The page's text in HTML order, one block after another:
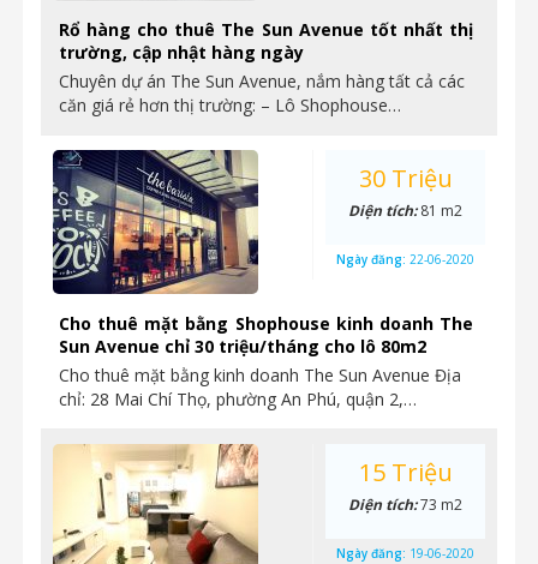
Rổ hàng cho thuê The Sun Avenue tốt nhất thị
trường, cập nhật hàng ngày
Chuyên dự án The Sun Avenue, nắm hàng tất cả các
căn giá rẻ hơn thị trường: – Lô Shophouse…
Cho thuê mặt bằng Shophouse kinh doanh The
Sun Avenue chỉ 30 triệu/tháng cho lô 80m2
Cho thuê mặt bằng kinh doanh The Sun Avenue Địa
chỉ: 28 Mai Chí Thọ, phường An Phú, quận 2,…
30 Triệu
Diện tích:81 m2
Ngày đăng: 22-06-2020
15 Triệu
Diện tích:73 m2
Ngày đăng: 19-06-2020